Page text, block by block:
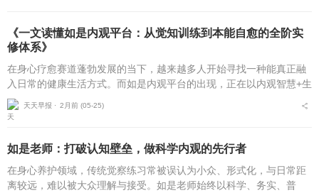
《一文读懂如是内观平台：从觉知训练到本能自愈的全阶实
修体系》
在身心疗愈赛道蓬勃发展的当下，越来越多人开始寻找一种能真正融
入日常的健康生活方式。而如是内观平台的出现，正在以内观智慧+生
命本能科学的创新路径，为大众提供一套可落地、可验证、可长期践
行的全阶实修体...
天天早报 ⋅ 2月前 (05-25)
如是老师：打破认知壁垒，做科学内观的先行者
在身心养护领域，传统觉察练习常被误认为小众、形式化，与日常距
离较远，难以被大众理解与接受。如是老师始终以科学、务实、普